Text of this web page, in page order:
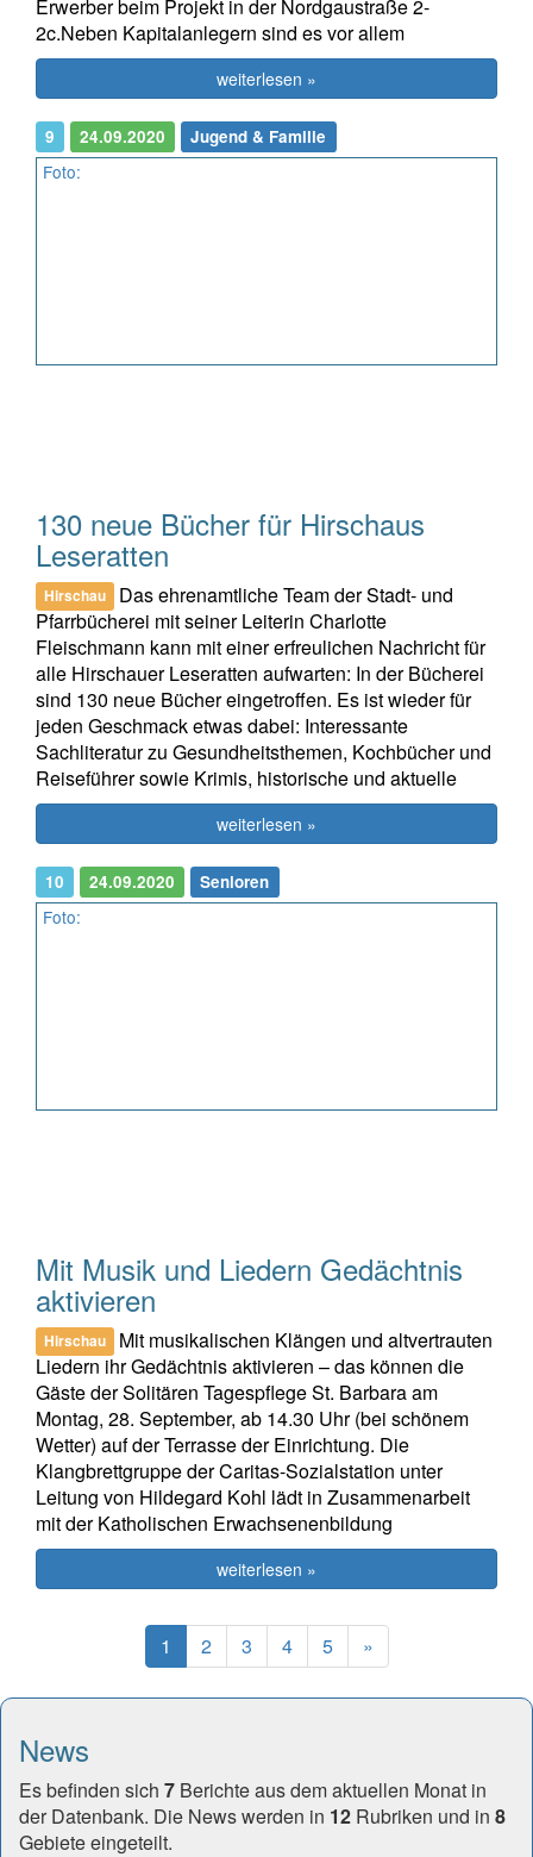
Erwerber beim Projekt in der Nordgaustraße 2-
2c.Neben Kapitalanlegern sind es vor allem
weiterlesen »
9 24.09.2020 Jugend & Familie
Foto:
130 neue Bücher für Hirschaus
Leseratten
Hirschau
Das ehrenamtliche Team der Stadt- und
Pfarrbücherei mit seiner Leiterin Charlotte
Fleischmann kann mit einer erfreulichen Nachricht für
alle Hirschauer Leseratten aufwarten: In der Bücherei
sind 130 neue Bücher eingetroffen. Es ist wieder für
jeden Geschmack etwas dabei: Interessante
Sachliteratur zu Gesundheitsthemen, Kochbücher und
Reiseführer sowie Krimis, historische und aktuelle
weiterlesen »
10 24.09.2020 Senioren
Foto:
Mit Musik und Liedern Gedächtnis
aktivieren
Hirschau
Mit musikalischen Klängen und altvertrauten
Liedern ihr Gedächtnis aktivieren – das können die
Gäste der Solitären Tagespflege St. Barbara am
Montag, 28. September, ab 14.30 Uhr (bei schönem
Wetter) auf der Terrasse der Einrichtung. Die
Klangbrettgruppe der Caritas-Sozialstation unter
Leitung von Hildegard Kohl lädt in Zusammenarbeit
mit der Katholischen Erwachsenenbildung
weiterlesen »
1 (current)
2 3 4 5 »Next
News
Es befinden sich 7 Berichte aus dem aktuellen Monat in
der Datenbank. Die News werden in 12 Rubriken und in 8
Gebiete eingeteilt.